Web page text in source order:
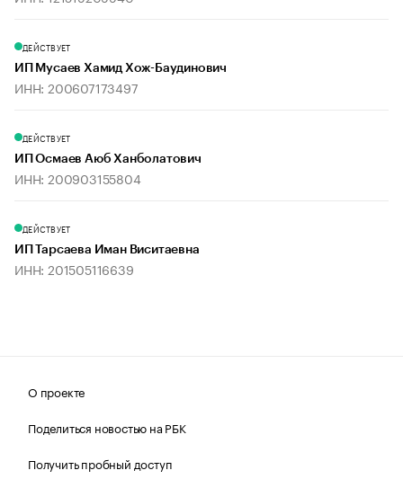
ДЕЙСТВУЕТ
ИП Мусаев Хамид Хож-Баудинович
ИНН: 200607173497
ДЕЙСТВУЕТ
ИП Осмаев Аюб Ханболатович
ИНН: 200903155804
ДЕЙСТВУЕТ
ИП Тарсаева Иман Виситаевна
ИНН: 201505116639
О проекте
Поделиться новостью на РБК
Получить пробный доступ